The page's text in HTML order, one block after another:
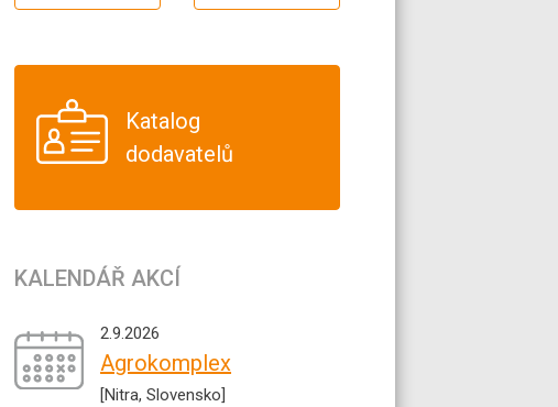
Katalog
dodavatelů
KALENDÁŘ AKCÍ
2.9.2026
Agrokomplex
[Nitra, Slovensko]